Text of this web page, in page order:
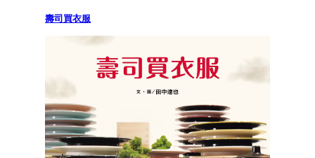
壽司買衣服